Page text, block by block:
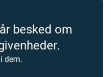
besked om
dem.